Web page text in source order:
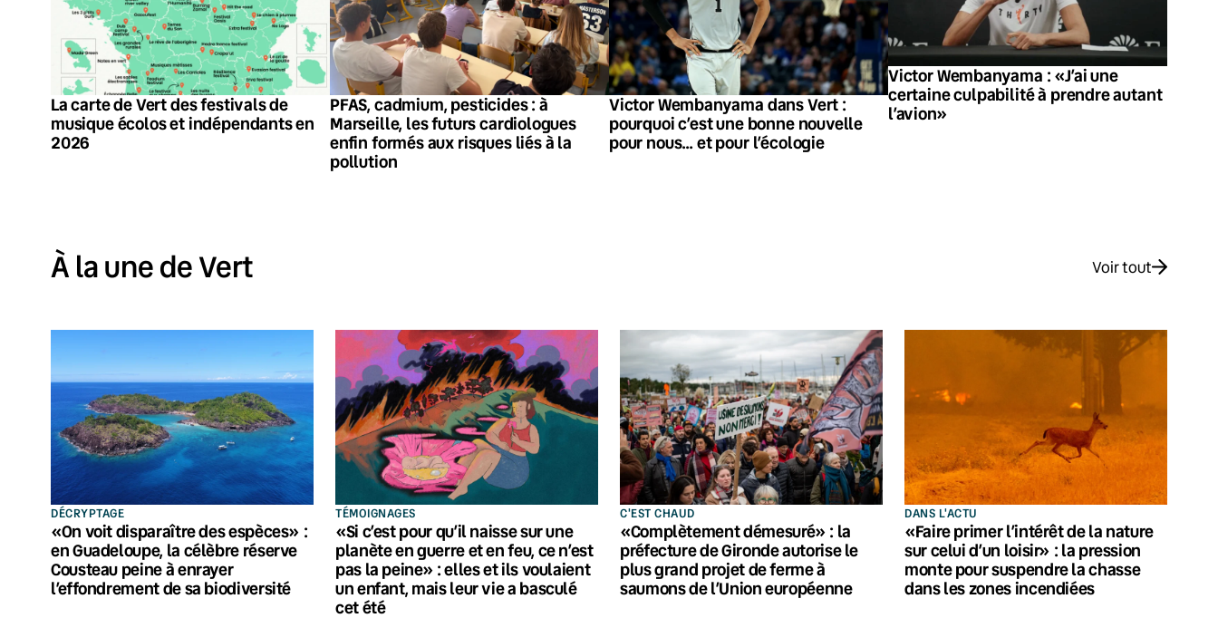
La carte de Vert des festivals de
musique écolos et indépendants en
2026
PFAS, cadmium, pesticides : à
Marseille, les futurs cardiologues
enfin formés aux risques liés à la
pollution
Victor Wembanyama dans Vert :
pourquoi c’est une bonne nouvelle
pour nous… et pour l’écologie
Victor Wembanyama : «J’ai une
certaine culpabilité à prendre autant
l’avion»
À la une de Vert Voir tout
DÉCRYPTAGE
«On voit disparaître des espèces» :
en Guadeloupe, la célèbre réserve
Cousteau peine à enrayer
l’effondrement de sa biodiversité
TÉMOIGNAGES
«Si c’est pour qu’il naisse sur une
planète en guerre et en feu, ce n’est
pas la peine» : elles et ils voulaient
un enfant, mais leur vie a basculé
cet été
C'EST CHAUD
«Complètement démesuré» : la
préfecture de Gironde autorise le
plus grand projet de ferme à
saumons de l’Union européenne
DANS L'ACTU
«Faire primer l’intérêt de la nature
sur celui d’un loisir» : la pression
monte pour suspendre la chasse
dans les zones incendiées